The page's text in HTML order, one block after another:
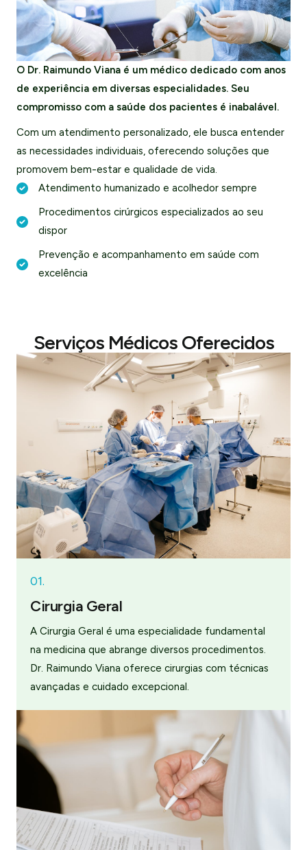
O Dr. Raimundo Viana é um médico dedicado com anos
de experiência em diversas especialidades. Seu
compromisso com a saúde dos pacientes é inabalável.
Com um atendimento personalizado, ele busca entender
as necessidades individuais, oferecendo soluções que
promovem bem-estar e qualidade de vida.
Atendimento humanizado e acolhedor sempre
Procedimentos cirúrgicos especializados ao seu
dispor
Prevenção e acompanhamento em saúde com
excelência
Serviços Médicos Oferecidos
01.
Cirurgia Geral
A Cirurgia Geral é uma especialidade fundamental
na medicina que abrange diversos procedimentos.
Dr. Raimundo Viana oferece cirurgias com técnicas
avançadas e cuidado excepcional.